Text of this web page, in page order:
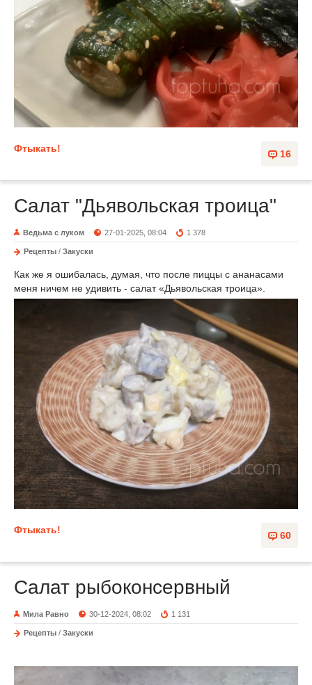
16
Фтыкать!
Салат "Дьявольская троица"
Ведьма с луком 27-01-2025, 08:04 1 378
Рецепты / Закуски
Как же я ошибалась, думая, что после пиццы с ананасами
меня ничем не удивить - салат «Дьявольская троица».
60
Фтыкать!
Салат рыбоконсервный
Мила Равно 30-12-2024, 08:02 1 131
Рецепты / Закуски